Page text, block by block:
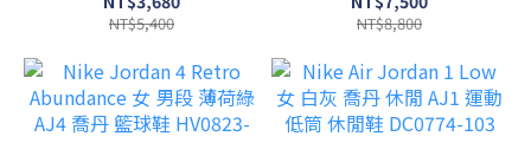
NT$5,400
106
NT$8,800